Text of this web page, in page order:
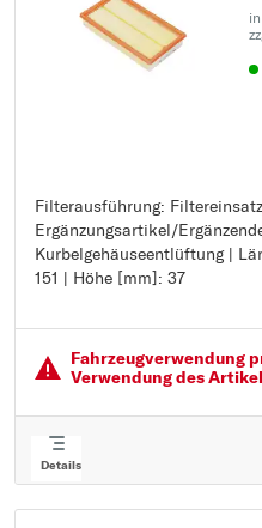
Filterausführung:
Ergänzungsartikel/
Kurbelgehäuseentlüftung |
151 | Höhe [mm]: 37
Filterausführung: Filtereinsatz
Ergänzungsartikel/
Kurbelgehäuseentlüftung
Länge [mm]: 269
Höhe [mm]: 37
Fahrzeugver­wendung
Verwendung des
Details